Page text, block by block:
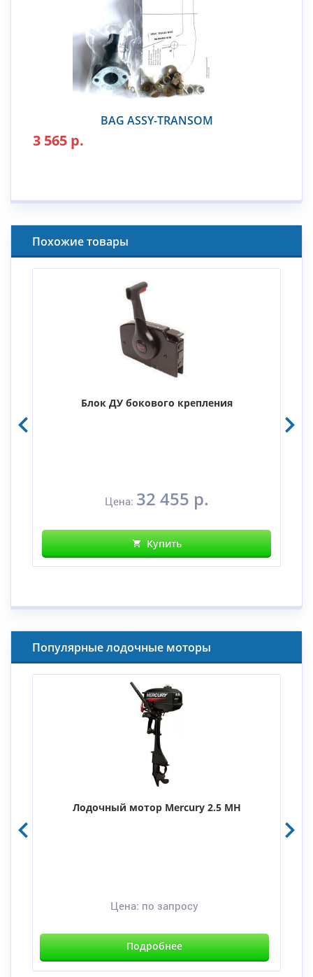
BAG ASSY-TRANSOM
3 565 р.
Похожие товары
Блок ДУ бокового крепления
Цена: 32 455 р.
Купить
Популярные лодочные моторы
Лодочный мотор Mercury 2.5 MH
Цена: по запросу
Подробнее